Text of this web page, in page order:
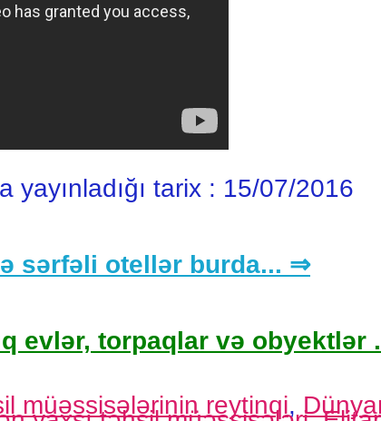
yayınladığı tarix : 15/07/2016
sərfəli otellər burda... ⇒
evlər, torpaqlar və obyektlər
müəssisələrinin reytinqi,